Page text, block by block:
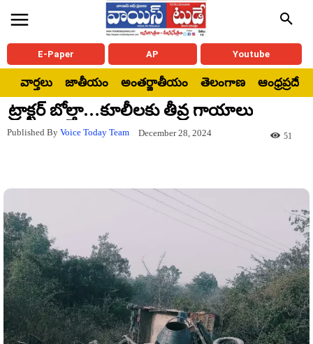
E-Paper AP Youtube
వార్తలు జాతీయం అంతర్జాతీయం తెలంగాణ ఆంధ్రప్రదేశ్
ట్రాక్టర్ బోల్తా…కూలీలకు తీవ్ర గాయాలు
Published By Voice Today Team December 28, 2024 51